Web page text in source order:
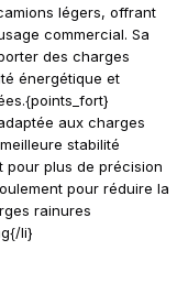
légers, offrant
commercial. Sa
des charges
énergétique et
aux charges
stabilité
pour plus de précision
pour réduire la
rainures
li}